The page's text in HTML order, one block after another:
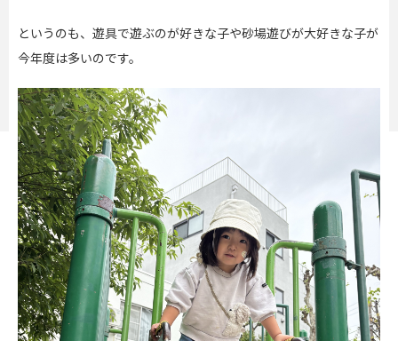
というのも、遊具で遊ぶのが好きな子や砂場遊びが大好きな子が
今年度は多いのです。